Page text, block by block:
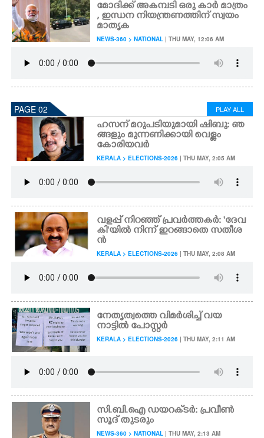
മോദിക്ക് അകമ്പടി ഒരു കാർ മാത്രം
, ഇന്ധന നിയന്ത്രണത്തിന് സ്വയം
മാതൃക
NEWS-360 > NATIONAL | THU MAY, 12:06 AM
PAGE 02 PLAY ALL
ഹസന് മറുപടിയുമായി ഷിബു: ഞ
ങ്ങളും മുന്നണി​ക്കായി വെള്ളം
കോരിയവർ
KERALA > ELECTIONS-2026 | THU MAY, 2:05 AM
വളപ്പ് നിറഞ്ഞ് പ്രവർത്തകർ: 'ദേവ
കി'യിൽ നിന്ന് ഇറങ്ങാതെ സതീശ
ൻ
KERALA > ELECTIONS-2026 | THU MAY, 2:08 AM
നേതൃത്വത്തെ വിമർശിച്ച് വയ
നാട്ടിൽ പോസ്റ്റർ
KERALA > ELECTIONS-2026 | THU MAY, 2:11 AM
സി.ബി.ഐ ഡയറക്‌ടർ: പ്രവീൺ
സൂദ് തുടരും
NEWS-360 > NATIONAL | THU MAY, 2:13 AM